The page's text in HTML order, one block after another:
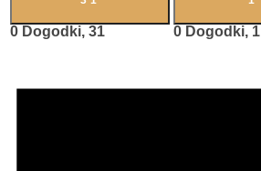
0 Dogodki, 31 0 Dogodki, 1